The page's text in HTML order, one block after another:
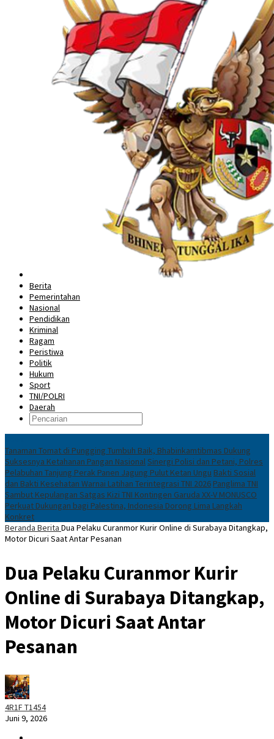
Berita
Pemerintahan
Nasional
Pendidikan
Kriminal
Ragam
Peristiwa
Politik
Hukum
Sport
TNI/POLRI
Daerah
Tanaman Tomat di Pungging Tumbuh Baik, Bhabinkamtibmas Dukung
Suksesnya Ketahanan Pangan NasionalSinergi Polisi dan Petani, Polres
Pelabuhan Tanjung Perak Panen Jagung Pulut Ketan Ungu Bakti Sosial
dan Bakti Kesehatan Warnai Latihan Terintegrasi TNI 2026 Panglima TNI
Sambut Kepulangan Satgas Kizi TNI Kontingen Garuda XX-V MONUSCO
Perkuat Dukungan bagi Palestina, Indonesia Dorong Lima Langkah
Konkret
Beranda Berita Dua Pelaku Curanmor Kurir Online di Surabaya Ditangkap,
Motor Dicuri Saat Antar Pesanan
Dua Pelaku Curanmor Kurir
Online di Surabaya Ditangkap,
Motor Dicuri Saat Antar
Pesanan
4R1F T1454
Juni 9, 2026